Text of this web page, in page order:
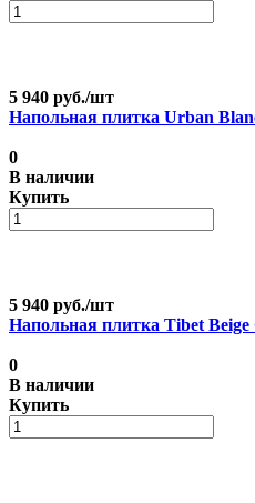
5 940 руб./шт
Напольная плитка Urban
0
В наличии
Купить
5 940 руб./шт
Напольная плитка Tibet Beige
0
В наличии
Купить